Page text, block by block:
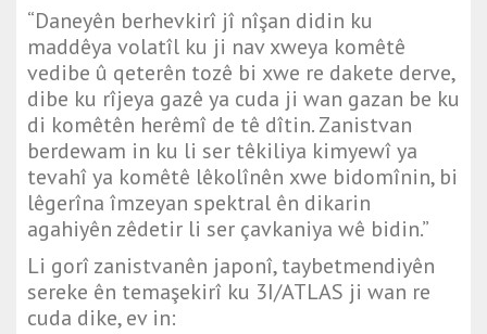
“Daneyên berhevkirî jî nîşan didin ku
maddêya volatîl ku ji nav xweya komêtê
vedibe û qeterên tozê bi xwe re dakete derve,
dibe ku rîjeya gazê ya cuda ji wan gazan be ku
di komêtên herêmî de tê dîtin. Zanistvan
berdewam in ku li ser têkiliya kimyewî ya
tevahî ya komêtê lêkolînên xwe bidomînin, bi
lêgerîna îmzeyan spektral ên dikarin
agahiyên zêdetir li ser çavkaniya wê bidin.”
Li gorî zanistvanên japonî, taybetmendiyên
sereke ên temaşekirî ku 3I/ATLAS ji wan re
cuda dike, ev in: